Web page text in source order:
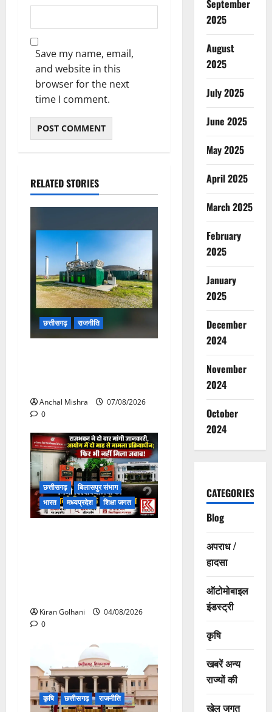
Save my name, email,
and website in this
browser for the next
time I comment.
RELATED STORIES
छत्तीसगढ़ राजनीति
Anchal Mishra
07/08/2026
0
छत्तीसगढ़
बिलासपुर संभाग
भारत
मध्यप्रदेश शिक्षा जगत
Kiran Golhani
04/08/2026
0
कृषि छत्तीसगढ़ राजनीति
September
2025
August
2025
July 2025
June 2025
May 2025
April 2025
March 2025
February
2025
January
2025
December
2024
November
2024
October
2024
CATEGORIES
Blog
अपराध /
हादसा
ऑटोमोबाइल
इंडस्ट्री
कृषि
खबरें अन्य
राज्यों की
खेल जगत